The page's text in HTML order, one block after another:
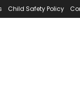
Child Safety Policy